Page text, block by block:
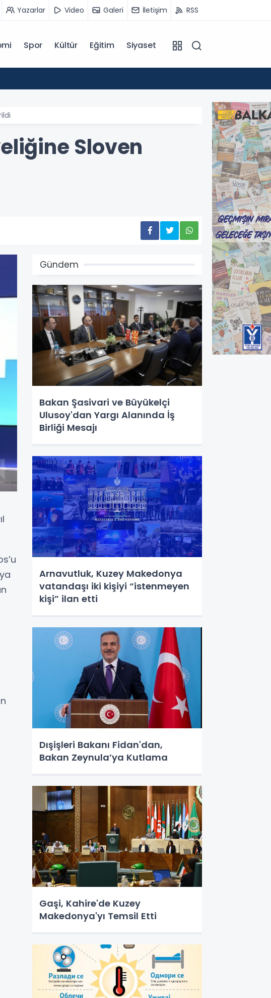
Yazarlar Video Galeri İletişim RSS
Spor Kültür Eğitim Siyaset
Sloven
Gündem
Bakan Şasivari ve Büyükelçi
Ulusoy'dan Yargı Alanında İş
Birliği Mesajı
Arnavutluk, Kuzey Makedonya
vatandaşı iki kişiyi “istenmeyen
kişi” ilan etti
Dışişleri Bakanı Fidan'dan,
Bakan Zeynula’ya Kutlama
Gaşi, Kahire'de Kuzey
Makedonya'yı Temsil Etti